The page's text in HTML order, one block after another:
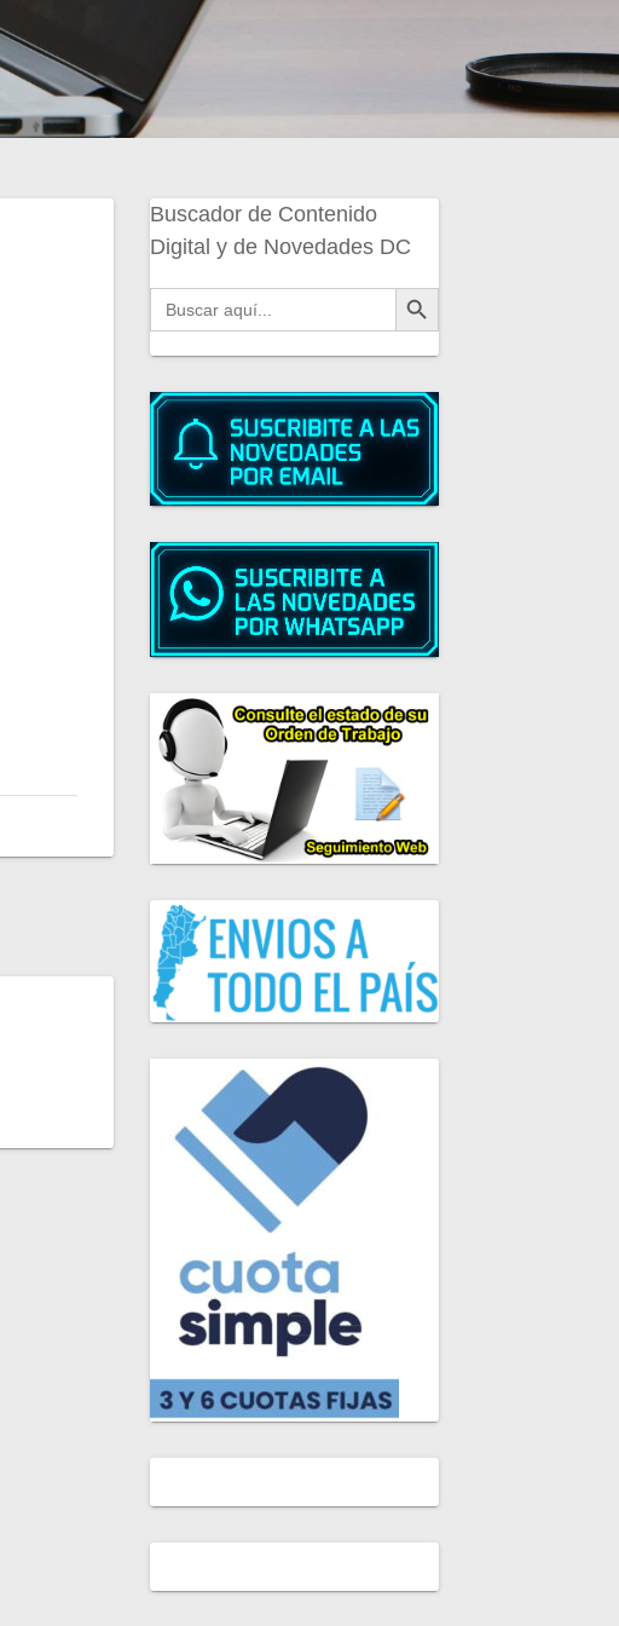
Buscador de Contenido
Digital y de Novedades DC
Buscar: Botón de búsqueda